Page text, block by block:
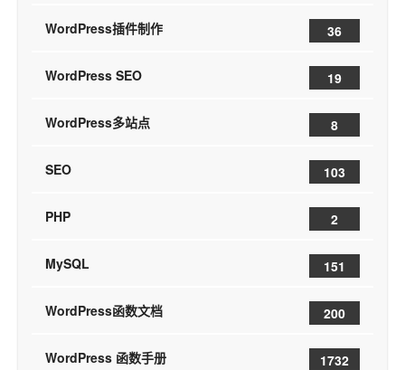
WordPress插件制作 36
WordPress SEO 19
WordPress多站点 8
SEO 103
PHP 2
MySQL 151
WordPress函数文档 200
WordPress 函数手册 1732